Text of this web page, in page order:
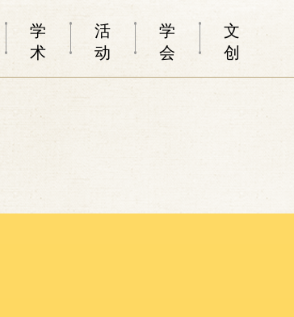
学
术
活
动
学
会
文
创